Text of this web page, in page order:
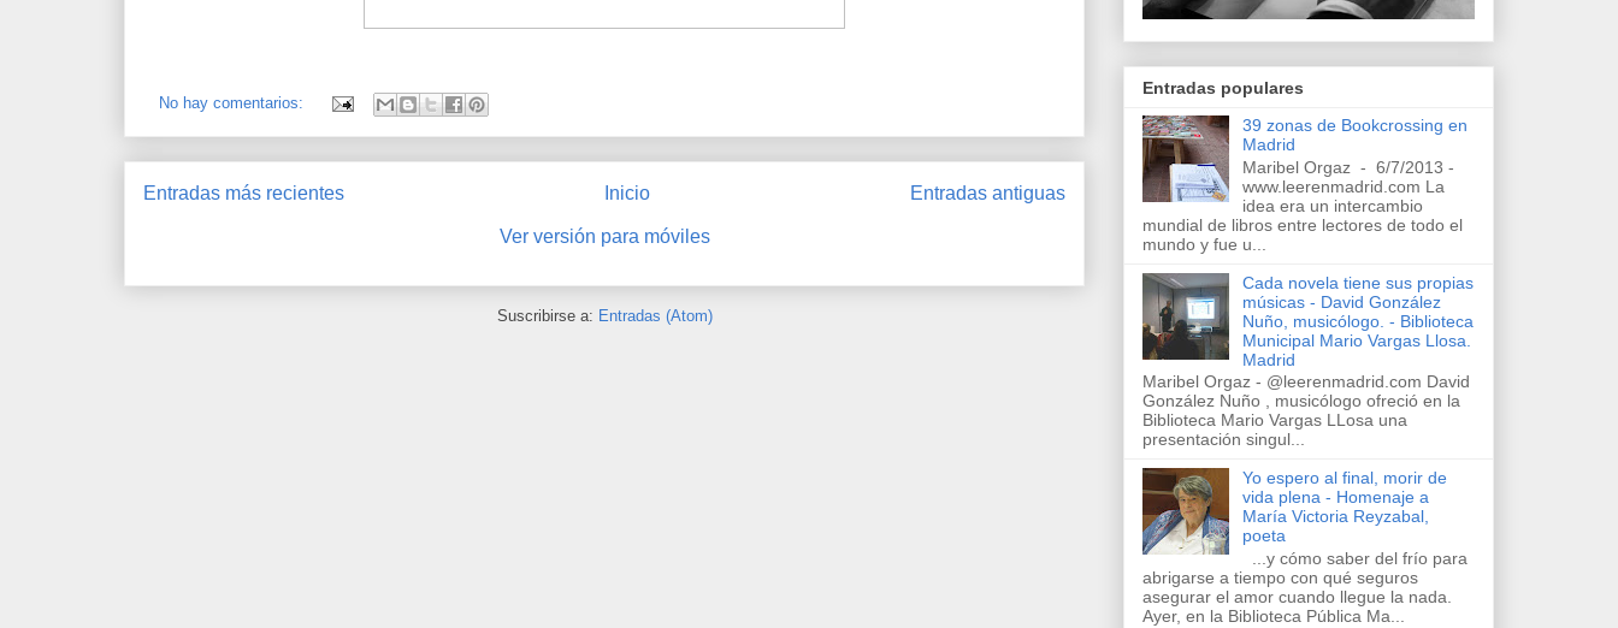
No hay comentarios:
Entradas más recientes Entradas antiguas
Inicio
Ver versión para móviles
Suscribirse a: Entradas (Atom)
Entradas populares
39 zonas de Bookcrossing en
Madrid
Maribel Orgaz - 6/7/2013 -
www.leerenmadrid.com La
idea era un intercambio
mundial de libros entre lectores de todo el
mundo y fue u...
Cada novela tiene sus propias
músicas - David González
Nuño, musicólogo. - Biblioteca
Municipal Mario Vargas Llosa.
Madrid
Maribel Orgaz - @leerenmadrid.com David
González Nuño , musicólogo ofreció en la
Biblioteca Mario Vargas LLosa una
presentación singul...
Yo espero al final, morir de
vida plena - Homenaje a
María Victoria Reyzabal,
poeta
...y cómo saber del frío para
abrigarse a tiempo con qué seguros
asegurar el amor cuando llegue la nada.
Ayer, en la Biblioteca Pública Ma...